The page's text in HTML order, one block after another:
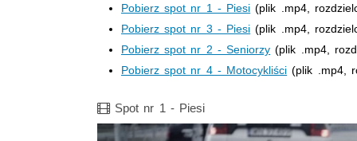
Pobierz spot nr 1 - Piesi (plik .mp4,
Pobierz spot nr 3 - Piesi (plik .mp4,
Pobierz spot nr 2 - Seniorzy (plik .mp4,
Pobierz spot nr 4 - Motocykliści (plik .mp4,
Film
Spot nr 1 - Piesi